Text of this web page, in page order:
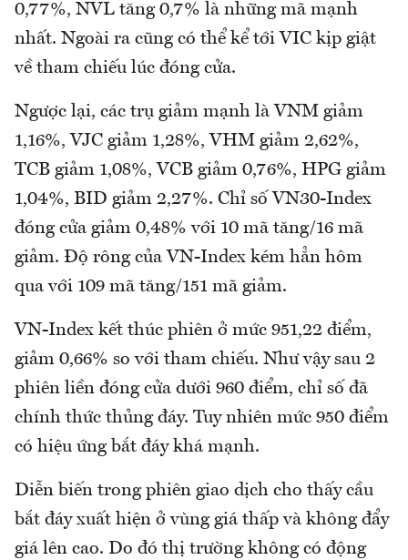
0,77%, NVL tăng 0,7% là những mã mạnh
nhất. Ngoài ra cũng có thể kể tới VIC kịp giật
về tham chiếu lúc đóng cửa.
Ngược lại, các trụ giảm mạnh là VNM giảm
1,16%, VJC giảm 1,28%, VHM giảm 2,62%,
TCB giảm 1,08%, VCB giảm 0,76%, HPG giảm
1,04%, BID giảm 2,27%. Chỉ số VN30-Index
đóng cửa giảm 0,48% với 10 mã tăng/16 mã
giảm. Độ rông của VN-Index kém hẳn hôm
qua với 109 mã tăng/151 mã giảm.
VN-Index kết thúc phiên ở mức 951,22 điểm,
giảm 0,66% so với tham chiếu. Như vậy sau 2
phiên liền đóng cửa dưới 960 điểm, chỉ số đã
chính thức thủng đáy. Tuy nhiên mức 950 điểm
có hiệu ứng bắt đáy khá mạnh.
Diễn biến trong phiên giao dịch cho thấy cầu
bắt đáy xuất hiện ở vùng giá thấp và không đẩy
giá lên cao. Do đó thị trường không có động